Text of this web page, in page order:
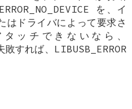
を、イ
はドライバによって要求さ
ッチできないなら、
すれば、LIBUSB_ERROR